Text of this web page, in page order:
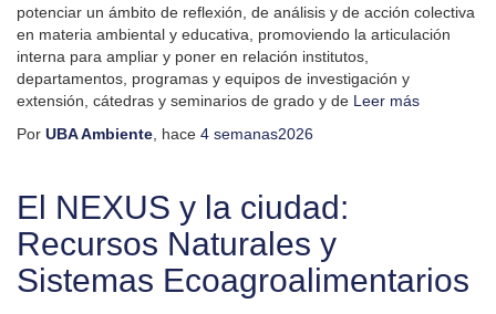
potenciar un ámbito de reflexión, de análisis y de acción colectiva
en materia ambiental y educativa, promoviendo la articulación
interna para ampliar y poner en relación institutos,
departamentos, programas y equipos de investigación y
extensión, cátedras y seminarios de grado y de Leer más
Por UBA Ambiente , hace 4 semanas2026
El NEXUS y la ciudad:
Recursos Naturales y
Sistemas Ecoagroalimentarios